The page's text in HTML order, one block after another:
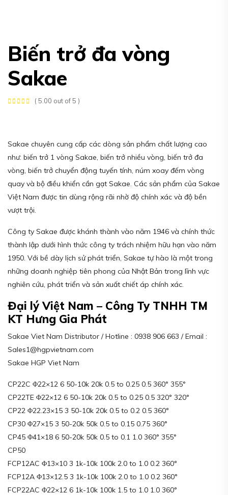
Biến trở đa vòng
Sakae
( 5.00 out of 5 )
Sakae chuyên cung cấp các dòng sản phẩm chất lượng cao
như: biến trở 1 vòng Sakae, biến trở nhiều vòng, biến trở đa
vòng, biến trở chuyển động tuyến tính, núm xoay đếm vòng
quay và bộ điều khiển cần gạt Sakae. Các sản phẩm của Sakae
Việt Nam được tin dùng rộng rãi nhờ độ chính xác và độ bền
vượt trội.
Công ty Sakae được khánh thành vào năm 1946 và chính thức
thành lập dưới hình thức công ty trách nhiệm hữu hạn vào năm
1950. Với bề dày lịch sử phát triển, Sakae tự hào là một trong
những doanh nghiệp tiên phong của Nhật Bản trong lĩnh vực
nghiên cứu, phát triển và sản xuất chiết áp chính xác.
Đại lý Việt Nam – Công Ty TNHH TM
KT Hưng Gia Phát
Sakae Viet Nam Distributor / Hotline : 0938 906 663 / Email :
Sales1@hgpvietnam.com
Sakae HGP Viet Nam
CP22C Φ22×12 6 50-10k 20k 0.5 to 0.25 0.5 360° 355°
CP22TE Φ22×12 6 50-10k 20k 0.5 to 0.25 0.5 320° 320°
CP22 Φ22.23×15 3 50-10k 20k 0.5 to 0.2 0.5 360°
CP30 Φ27×15 3 50-20k 50k 0.5 to 0.15 0.75 360°
CP45 Φ41×18 6 50-20k 50k 0.5 to 0.1 1.0 360° 355°
CP50
FCP12AC Φ13×10 3 1k-10k 100k 2.0 to 1.0 0.2 360°
FCP12A Φ13×12.5 3 1k-10k 100k 2.0 to 1.0 0.2 360°
FCP22AC Φ22×12 6 1k-10k 100k 1.5 to 1.0 1.0 360°